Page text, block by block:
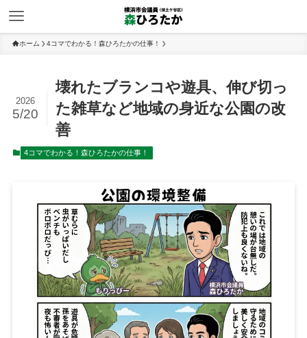
ホーム 4コマでわかる！森ひろたかの仕事！
壊れたブランコや遊具、伸び切っ
た雑草など地域の身近な公園の改
善
2026
5/20
4コマでわかる！森ひろたかの仕事！